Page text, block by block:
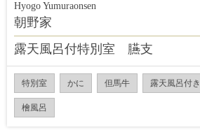
Hyogo Yumuraonsen
朝野家
露天風呂付特別室 臙支
特別室 かに 但馬牛 露天風呂付き
檜風呂